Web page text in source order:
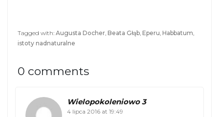
Tagged with: Augusta Docher, Beata Głąb, Eperu, Habbatum,
istoty nadnaturalne
0 comments
Wielopokoleniowo 3
4 lipca 2016 at 19:49